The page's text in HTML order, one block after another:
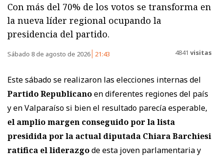
Con más del 70% de los votos se transforma en
la nueva líder regional ocupando la
presidencia del partido.
Sábado 8 de agosto de 2026 21:43 4841 visitas
Este sábado se realizaron las elecciones internas del
Partido Republicanoen diferentes regiones del país
y en Valparaíso si bien el resultado parecía esperable,
el amplio margen conseguido por la lista
presidida por la actual diputada Chiara Barchiesi
ratifica el liderazgode esta joven parlamentaria y